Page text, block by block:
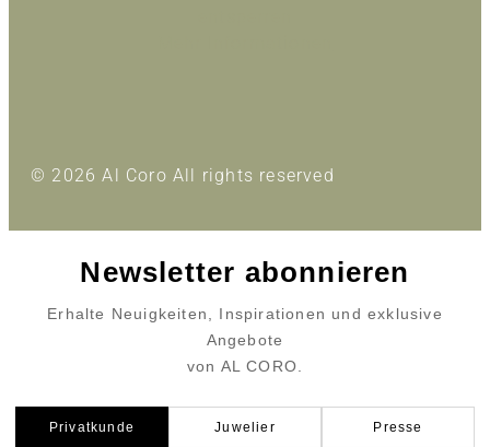
© 2026 Al Coro All rights reserved
Newsletter abonnieren
Erhalte Neuigkeiten, Inspirationen und exklusive
Angebote
von AL CORO.
Privatkunde Juwelier Presse